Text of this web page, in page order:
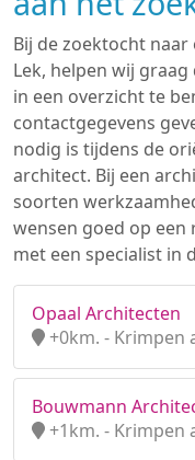
Bij de zoektocht
Lek, helpen wij
in een overzicht te
contactgegevens
nodig is tijdens de
architect. Bij een
soorten
wensen goed op
met een specialist in
Opaal Architecten
+0km. - Krimpen
Bouwmann
+1km. - Krimpen